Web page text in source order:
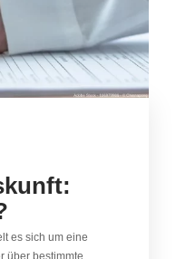
es sich um eine
über bestimmte